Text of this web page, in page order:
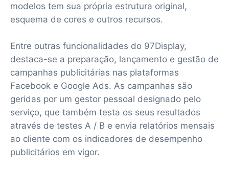
modelos tem sua própria estrutura original,
esquema de cores e outros recursos.
Entre outras funcionalidades do 97Display,
destaca-se a preparação, lançamento e gestão de
campanhas publicitárias nas plataformas
Facebook e Google Ads. As campanhas são
geridas por um gestor pessoal designado pelo
serviço, que também testa os seus resultados
através de testes A / B e envia relatórios mensais
ao cliente com os indicadores de desempenho
publicitários em vigor.